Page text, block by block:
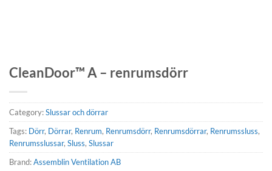
CleanDoor™ A – renrumsdörr
Category:Slussar och dörrar
Tags: Dörr, Dörrar, Renrum, Renrumsdörr, Renrumsdörrar, Renrumssluss,
Renrumsslussar, Sluss, Slussar
Brand:Assemblin Ventilation AB